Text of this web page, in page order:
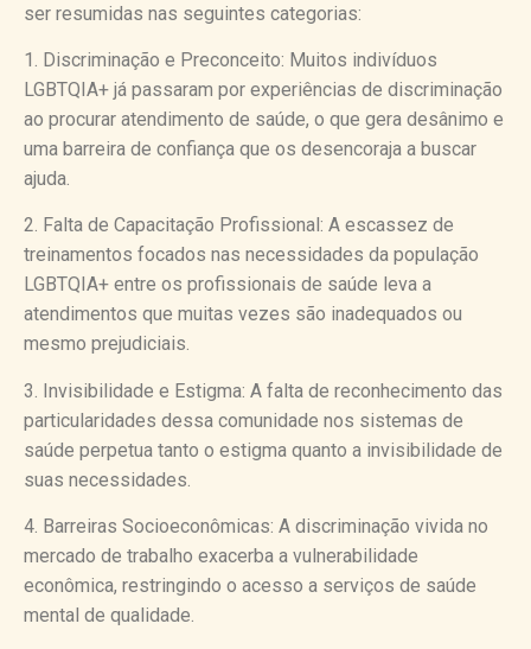
ser resumidas nas seguintes categorias:
1. Discriminação e Preconceito: Muitos indivíduos
LGBTQIA+ já passaram por experiências de discriminação
ao procurar atendimento de saúde, o que gera desânimo e
uma barreira de confiança que os desencoraja a buscar
ajuda.
2. Falta de Capacitação Profissional: A escassez de
treinamentos focados nas necessidades da população
LGBTQIA+ entre os profissionais de saúde leva a
atendimentos que muitas vezes são inadequados ou
mesmo prejudiciais.
3. Invisibilidade e Estigma: A falta de reconhecimento das
particularidades dessa comunidade nos sistemas de
saúde perpetua tanto o estigma quanto a invisibilidade de
suas necessidades.
4. Barreiras Socioeconômicas: A discriminação vivida no
mercado de trabalho exacerba a vulnerabilidade
econômica, restringindo o acesso a serviços de saúde
mental de qualidade.